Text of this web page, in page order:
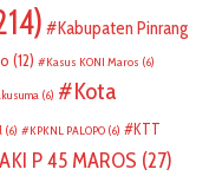
Kabupaten Pinrang
(12) Kasus KONI Maros (6)
(6)
Kota
(6) KPKNL PALOPO (6)
KTT
P 45 MAROS (27)